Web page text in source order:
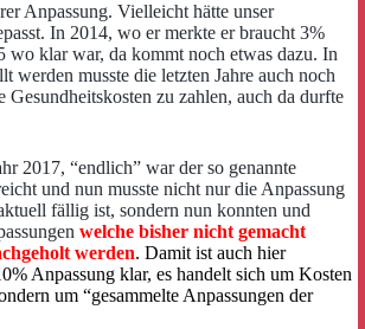
Anpassung. Vielleicht hätte unser
In 2014, wo er merkte er braucht 3%
wo klar war, da kommt noch etwas dazu. In
werden musste die letzten Jahre auch noch
Gesundheitskosten zu zahlen, auch da durfte
2017, “endlich” war der so genannte
und nun musste nicht nur die Anpassung
fällig ist, sondern nun konnten und
welche bisher nicht gemacht
werden. Damit ist auch hier
Anpassung klar, es handelt sich um Kosten
um “gesammelte Anpassungen der